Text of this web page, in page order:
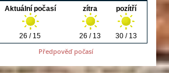
Předpověď počasí